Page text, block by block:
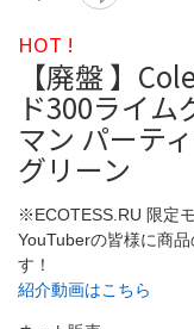
HOT !
【廃盤 】
ド300ライム
マン パーテ
グリーン
※ECOTESS.RU 限定
YouTuberの皆様に商
す！
紹介動画はこちら